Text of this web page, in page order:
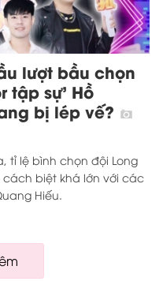
lượt bầu chọn
tập sự’ Hồ
bị lép vế?
tỉ lệ bình chọn đội Long
biệt khá lớn với các
Hiếu.